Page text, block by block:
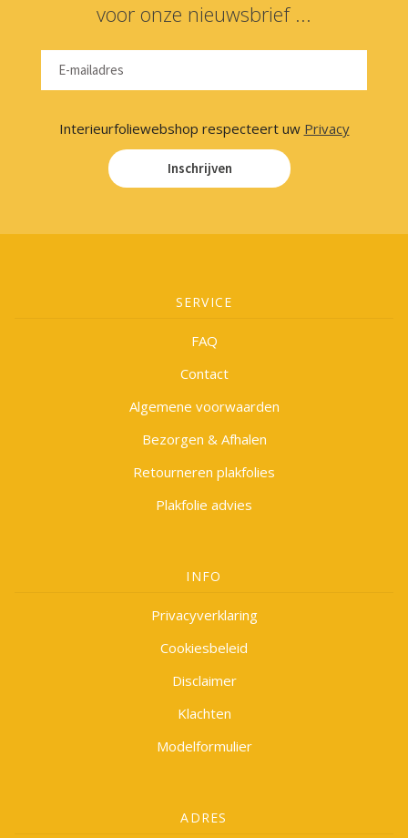
voor onze nieuwsbrief ...
Interieurfoliewebshop respecteert uw Privacy
Inschrijven
SERVICE
FAQ
Contact
Algemene voorwaarden
Bezorgen & Afhalen
Retourneren plakfolies
Plakfolie advies
INFO
Privacyverklaring
Cookiesbeleid
Disclaimer
Klachten
Modelformulier
ADRES